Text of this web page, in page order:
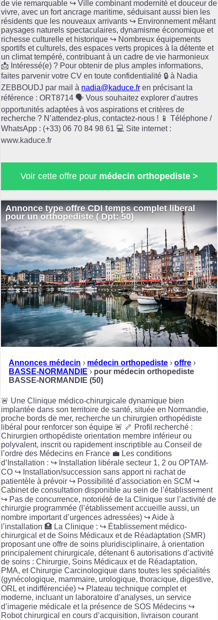
de vie remarquable ↪️ Ville combinant modernité et douceur de
vivre, avec un fort ancrage maritime, séduisant aussi bien les
résidents que les nouveaux arrivants ↪️ Environnement mêlant
paysages naturels spectaculaires, dynamisme économique et
richesse culturelle et historique ↪️ Nombreux équipements
sportifs et culturels, des espaces verts propices à la détente et
un climat tempéré, contribuant à un cadre de vie harmonieux
📩 Intéressé(e) ? Pour obtenir de plus amples informations,
faites parvenir votre CV en toute confidentialité 🔒 à Nadia
ZEBBOUDJ par mail à nadia@kaduce.fr en précisant la
référence : ORT8714 🗣️ Vous souhaitez explorer d'autres
opportunités adaptées à vos aspirations et critères de
recherche ? N’attendez-plus, contactez-nous ! 📱 Téléphone /
WhatsApp : (+33) 06 70 84 98 61 💻 Site internet :
www.kaduce.fr
Voir cette offre pour médecin orthopediste >
Annonce type offre CDI temps complet liberal
pour un orthopediste ( Dpt: 50)
Annonces médecin › médecin orthopediste › offre ›
BASSE-NORMANDIE › pour médecin orthopediste
BASSE-NORMANDIE (50)
🚨 Une Clinique médico-chirurgicale dynamique bien
implantée dans son territoire de santé, située en Normandie,
proche bords de mer, recherche un chirurgien orthopédiste
libéral pour renforcer son équipe 🚨 🦴 Profil recherché :
Chirurgien orthopédiste orientation membre inférieur ou
polyvalent, inscrit ou rapidement inscriptible au Conseil de
l’ordre des Médecins en France 💼 Les conditions
d’Installation : ↪️ Installation libérale secteur 1, 2 ou OPTAM-
CO ↪️ Installation/succession sans apport ni rachat de
patientèle à prévoir ↪️ Possibilité d’association en SCM ↪️
Cabinet de consultation disponible au sein de l’établissement
↪️ Pas de concurrence, notoriété de la Clinique sur l’activité de
chirurgie programmée (l’établissement accueille aussi, un
nombre important d’urgences adressées) ↪️ Aide à
l’installation 🏥 La Clinique : ↪️ Établissement médico-
chirurgical et de Soins Médicaux et de Réadaptation (SMR)
proposant une offre de soins pluridisciplinaire, à orientation
principalement chirurgicale, détenant 6 autorisations d’activité
de soins : Chirurgie, Soins Médicaux et de Réadaptation,
PMA, et Chirurgie Carcinologique dans toutes les spécialités
(gynécologique, mammaire, urologique, thoracique, digestive,
ORL et indifférenciée) ↪️ Plateau technique complet et
moderne, incluant un laboratoire d’analyses, un service
d’imagerie médicale et la présence de SOS Médecins ↪️
Robot chirurgical en cours d’acquisition, livraison courant